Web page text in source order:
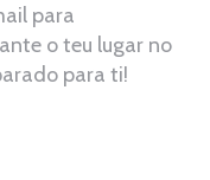
para
o teu lugar no
para ti!